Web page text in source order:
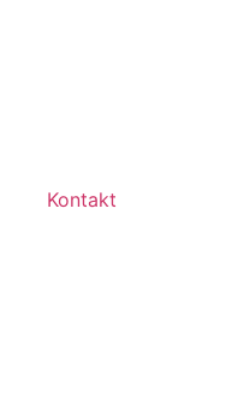
Kontakt